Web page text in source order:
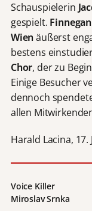
Schauspielerin
gespielt.
Wienäußerst
bestens
Chor, der zu
Einige Besucher
dennoch
allen
Harald Lacina, 17.
Voice Killer
Miroslav Srnka